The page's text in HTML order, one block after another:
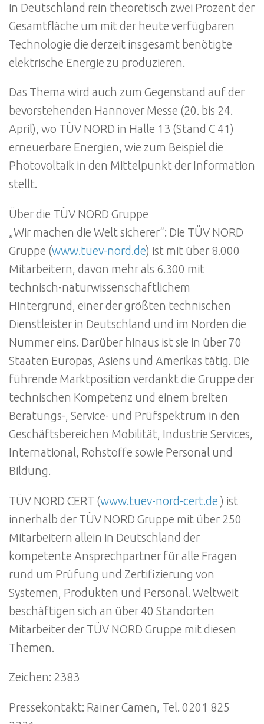
in Deutschland rein theoretisch zwei Prozent der
Gesamtfläche um mit der heute verfügbaren
Technologie die derzeit insgesamt benötigte
elektrische Energie zu produzieren.
Das Thema wird auch zum Gegenstand auf der
bevorstehenden Hannover Messe (20. bis 24.
April), wo TÜV NORD in Halle 13 (Stand C 41)
erneuerbare Energien, wie zum Beispiel die
Photovoltaik in den Mittelpunkt der Information
stellt.
Über die TÜV NORD Gruppe
„Wir machen die Welt sicherer“: Die TÜV NORD
Gruppe (www.tuev-nord.de) ist mit über 8.000
Mitarbeitern, davon mehr als 6.300 mit
technisch-naturwissenschaftlichem
Hintergrund, einer der größten technischen
Dienstleister in Deutschland und im Norden die
Nummer eins. Darüber hinaus ist sie in über 70
Staaten Europas, Asiens und Amerikas tätig. Die
führende Marktposition verdankt die Gruppe der
technischen Kompetenz und einem breiten
Beratungs-, Service- und Prüfspektrum in den
Geschäftsbereichen Mobilität, Industrie Services,
International, Rohstoffe sowie Personal und
Bildung.
TÜV NORD CERT (www.tuev-nord-cert.de ) ist
innerhalb der TÜV NORD Gruppe mit über 250
Mitarbeitern allein in Deutschland der
kompetente Ansprechpartner für alle Fragen
rund um Prüfung und Zertifizierung von
Systemen, Produkten und Personal. Weltweit
beschäftigen sich an über 40 Standorten
Mitarbeiter der TÜV NORD Gruppe mit diesen
Themen.
Zeichen: 2383
Pressekontakt: Rainer Camen, Tel. 0201 825